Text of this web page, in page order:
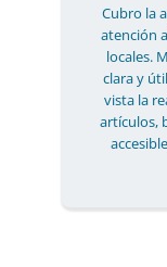
Cubro la
atención
locales.
clara y
vista la
artículos,